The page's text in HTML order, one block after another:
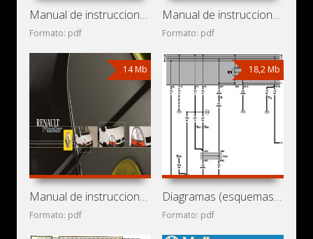
Manual de instrucciones de automóvil Renault Trafic III
Formato: pdf
Manual de instrucciones de automóvil Renault Master III
Formato: pdf
14 Mb
Manual de instrucciones de automóvil Renault Master II
Formato: pdf
18,2 Mb
Diagramas (esquemas) eléctricos Volkswagen Transporter T4
Formato: pdf